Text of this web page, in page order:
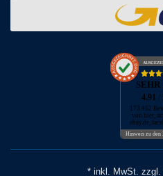
SEHR
4.91 /
173.452
von hier,
ebay.de,
Hinweis zu den
* inkl. MwSt. zzgl.